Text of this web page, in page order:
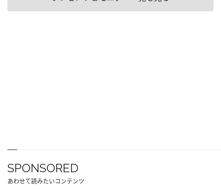
SPONSORED
あわせて読みたいコンテンツ